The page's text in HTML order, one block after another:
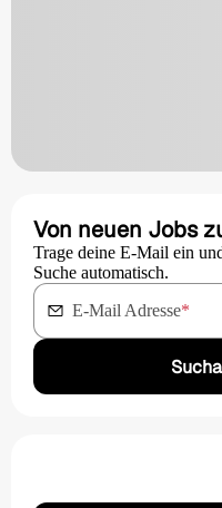
Von neuen Jobs
Trage deine E-Mail ein
Suche automatisch.
E-Mail Adresse*